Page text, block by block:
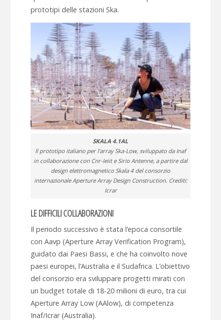
prototipi delle stazioni Ska.
SKALA 4.1AL
Il prototipo italiano per l’array Ska-Low, sviluppato da Inaf
in collaborazione con Cnr-Ieiit e Sirio Antenne, a partire dal
design elettromagnetico Skala 4 del consorzio
internazionale Aperture Array Design Construction. Crediti:
Icrar
LE DIFFICILI COLLABORAZIONI
Il periodo successivo è stata l’epoca consortile
con Aavp (Aperture Array Verification Program),
guidato dai Paesi Bassi, e che ha coinvolto nove
paesi europei, l’Australia e il Sudafrica. L’obiettivo
del consorzio era sviluppare progetti mirati con
un budget totale di 18-20 milioni di euro, tra cui
Aperture Array Low (AAlow), di competenza
Inaf/Icrar (Australia).